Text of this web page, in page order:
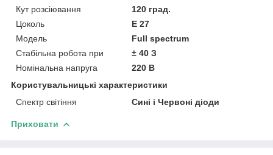
Кут розсіювання
120 град.
Цоколь
Е 27
Модель
Full spectrum
Стабільна робота при
± 40 З
Номінальна напруга
220 В
Користувальницькі характеристики
Спектр світіння
Сині і Червоні діоди
Приховати